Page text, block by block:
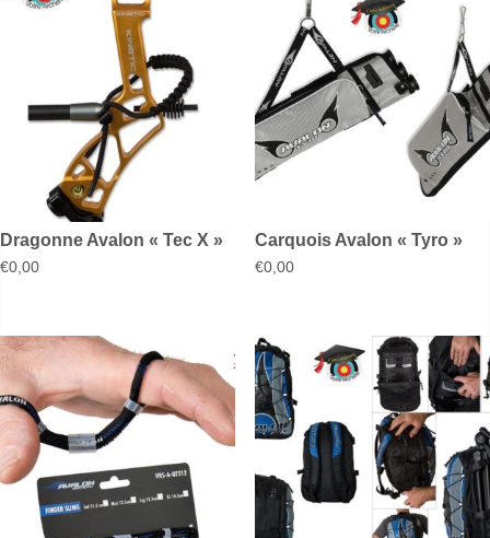
Dragonne Avalon « Tec X »
€0,00
Carquois Avalon « Tyro »
€0,00